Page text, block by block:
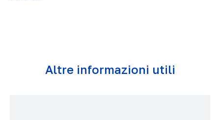
Altre informazioni utili